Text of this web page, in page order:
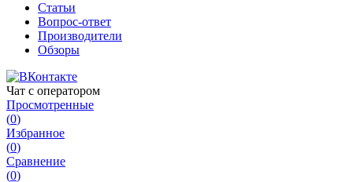
Статьи
Вопрос-ответ
Производители
Обзоры
Чат с оператором
Просмотренные
(0)
Избранное
(0)
Сравнение
(0)